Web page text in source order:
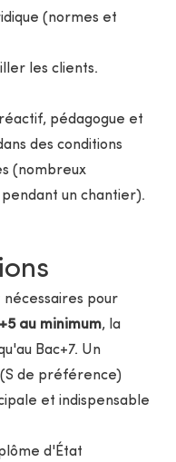
(normes et
les clients.
pédagogue et
des conditions
(nombreux
un chantier).
nécessaires pour
au minimum, la
Bac+7. Un
de préférence)
et indispensable
d'État